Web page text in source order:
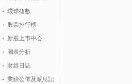
環球指數
股票排行榜
新股上市中心
圖表分析
財經日誌
業績公佈及派息記